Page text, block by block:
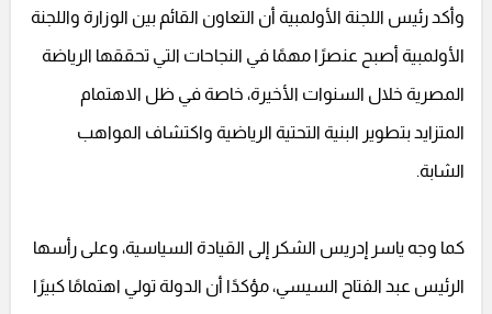
وأكد رئيس اللجنة الأولمبية أن التعاون القائم بين الوزارة واللجنة
الأولمبية أصبح عنصرًا مهمًا في النجاحات التي تحققها الرياضة
المصرية خلال السنوات الأخيرة، خاصة في ظل الاهتمام
المتزايد بتطوير البنية التحتية الرياضية واكتشاف المواهب
الشابة.
كما وجه ياسر إدريس الشكر إلى القيادة السياسية، وعلى رأسها
الرئيس عبد الفتاح السيسي، مؤكدًا أن الدولة تولي اهتمامًا كبيرًا